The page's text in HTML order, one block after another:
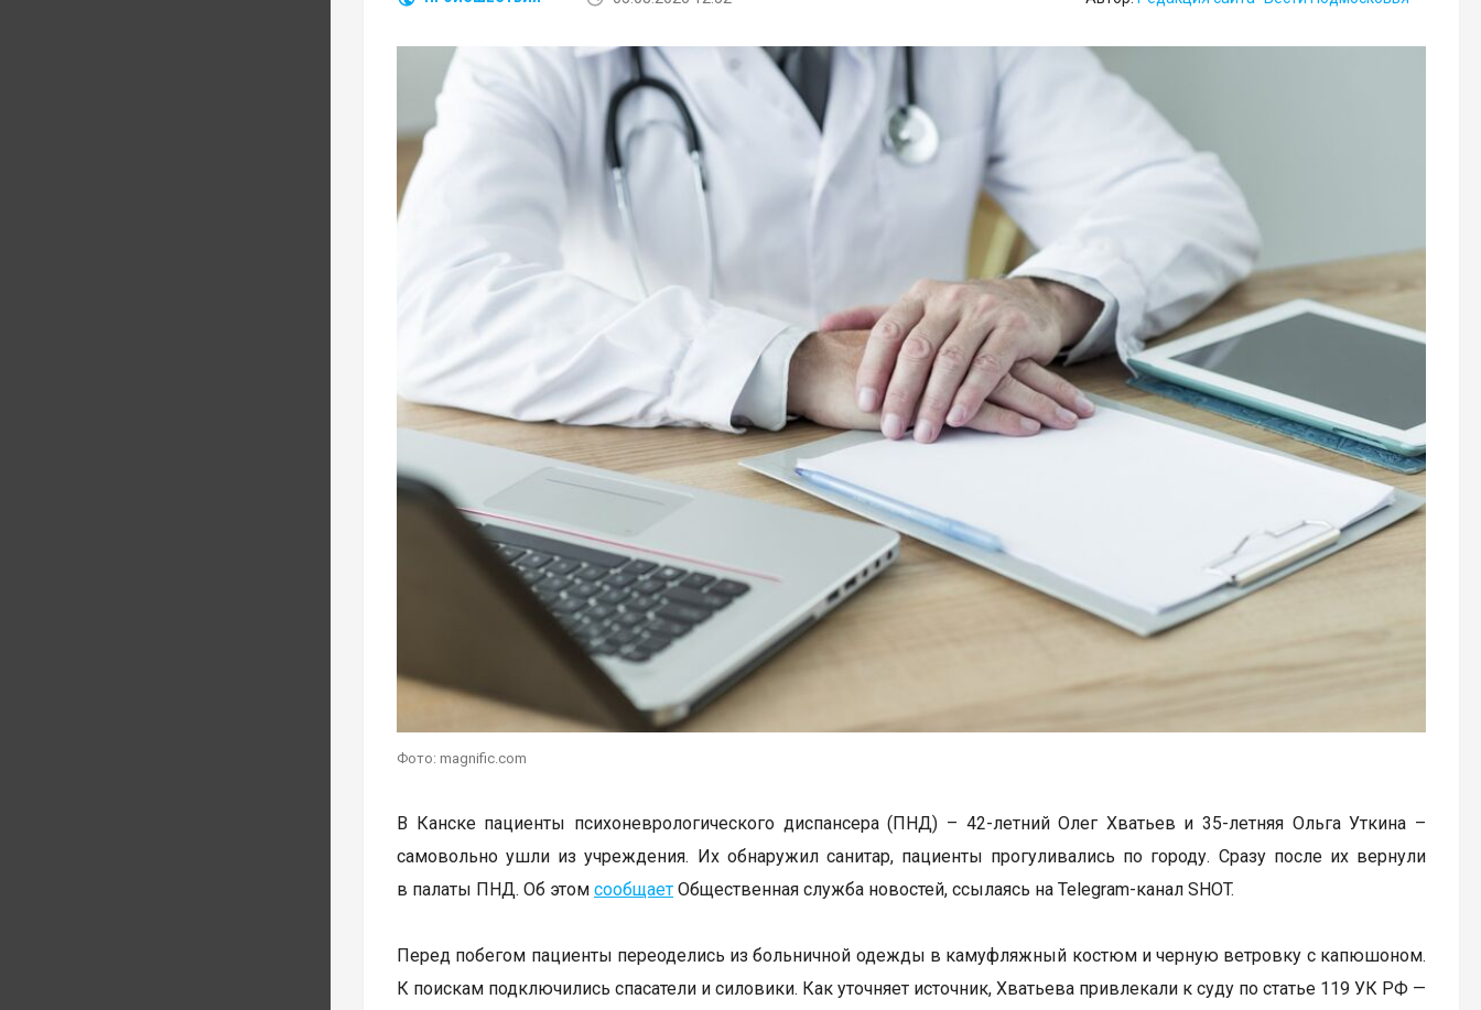
Фото: magnific.com
В Канске пациенты психоневрологического диспансера (ПНД) – 42-летний Олег Хватьев и 35-летняя Ольга Уткина –
самовольно ушли из учреждения. Их обнаружил санитар, пациенты прогуливались по городу. Сразу после их вернули
в палаты ПНД. Об этом сообщает Общественная служба новостей, ссылаясь на Telegram-канал SHOT.
Перед побегом пациенты переоделись из больничной одежды в камуфляжный костюм и черную ветровку с капюшоном.
К поискам подключились спасатели и силовики. Как уточняет источник, Хватьева привлекали к суду по статье 119 УК РФ —